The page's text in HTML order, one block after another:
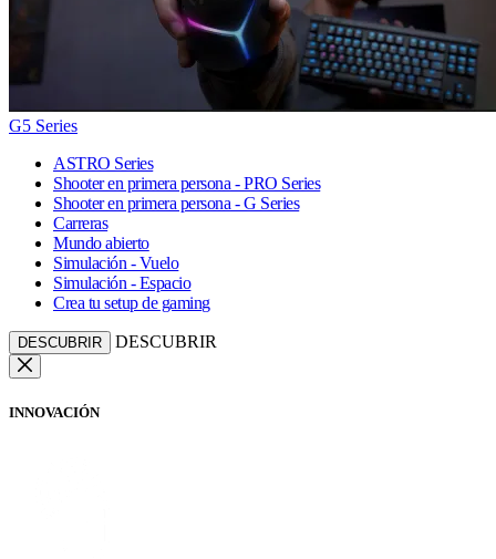
G5 Series
ASTRO Series
Shooter en primera persona - PRO Series
Shooter en primera persona - G Series
Carreras
Mundo abierto
Simulación - Vuelo
Simulación - Espacio
Crea tu setup de gaming
DESCUBRIR DESCUBRIR
INNOVACIÓN